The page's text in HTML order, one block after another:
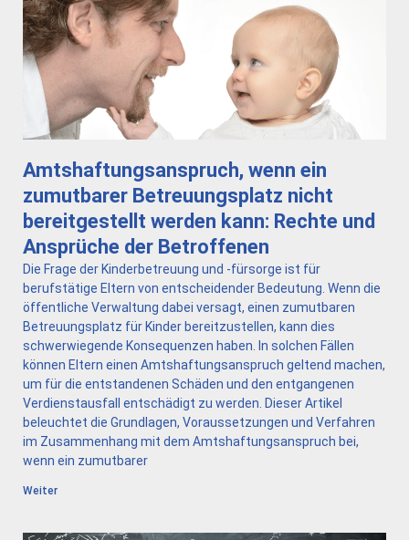
Amtshaftungsanspruch, wenn ein
zumutbarer Betreuungsplatz nicht
bereitgestellt werden kann: Rechte und
Ansprüche der Betroffenen
Die Frage der Kinderbetreuung und -fürsorge ist für
berufstätige Eltern von entscheidender Bedeutung. Wenn die
öffentliche Verwaltung dabei versagt, einen zumutbaren
Betreuungsplatz für Kinder bereitzustellen, kann dies
schwerwiegende Konsequenzen haben. In solchen Fällen
können Eltern einen Amtshaftungsanspruch geltend machen,
um für die entstandenen Schäden und den entgangenen
Verdienstausfall entschädigt zu werden. Dieser Artikel
beleuchtet die Grundlagen, Voraussetzungen und Verfahren
im Zusammenhang mit dem Amtshaftungsanspruch bei,
wenn ein zumutbarer
Weiter